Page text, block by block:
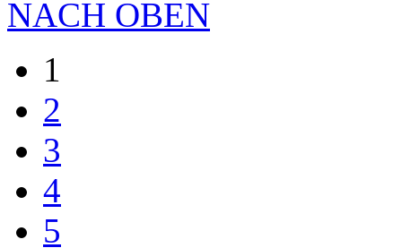
NACH OBEN
1
2
3
4
5